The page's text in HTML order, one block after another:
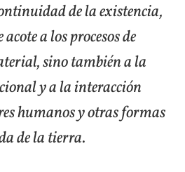
de la existencia,
acote a los procesos de
sino también a la
y a la interacción
humanos y otras formas
de la tierra.